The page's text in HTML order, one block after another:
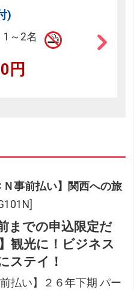
)
1～2名
円
事前払い】関西への旅
までの申込限定だ
観光に！ビジネス
ステイ！
前払い】２６年下期 パー